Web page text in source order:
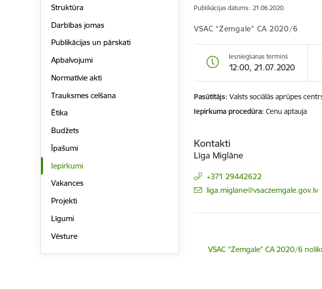
Struktūra
Darbības jomas
Publikācijas un pārskati
Apbalvojumi
Normatīvie akti
Trauksmes celšana
Ētika
Budžets
Īpašumi
Iepirkumi
Vakances
Projekti
Līgumi
Vēsture
Publikācijas datums: 21.06.2020.
VSAC “Zemgale” CA 2020/6
Iesniegšanas termiņš
12:00, 21.07.2020
Pasūtītājs Valsts sociālās aprūpes
Iepirkuma procedūra Cenu aptauja
Kontakti
Līga Miglāne
+371 29442622
E-pasts:
liga.miglane@vsaczemgale.gov.lv
Lejupielādēt:
VSAC “Zemgale” CA 2020/6